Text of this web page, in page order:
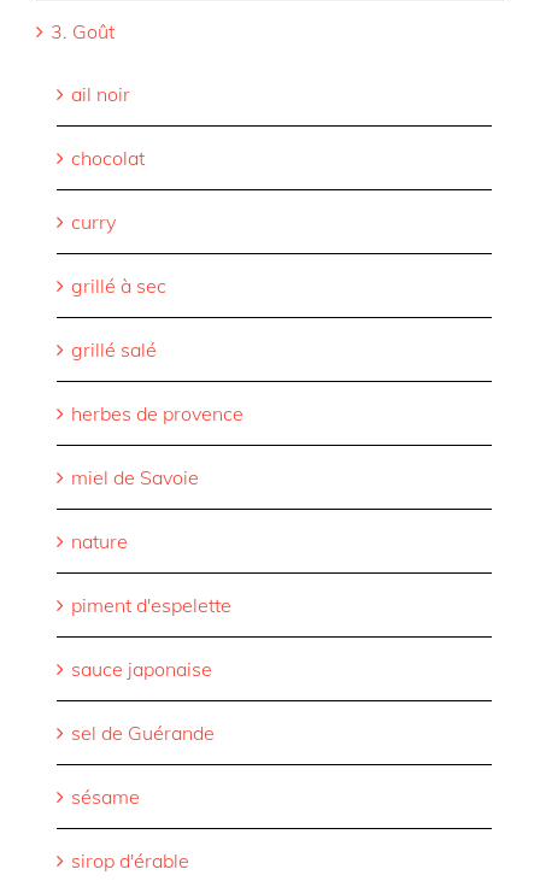
3. Goût
ail noir
chocolat
curry
grillé à sec
grillé salé
herbes de provence
miel de Savoie
nature
piment d'espelette
sauce japonaise
sel de Guérande
sésame
sirop d'érable